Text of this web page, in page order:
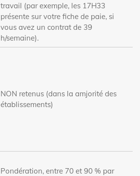
travail (par exemple, les 17H33
présente sur votre fiche de paie, si
vous avez un contrat de 39
h/semaine).
NON retenus (dans la amjorité des
établissements)
Pondération, entre 70 et 90 % par